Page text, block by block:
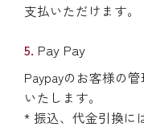
支払いただけます。
Pay Pay
Paypayのお客様の
いたします。
* 振込、代金引換に